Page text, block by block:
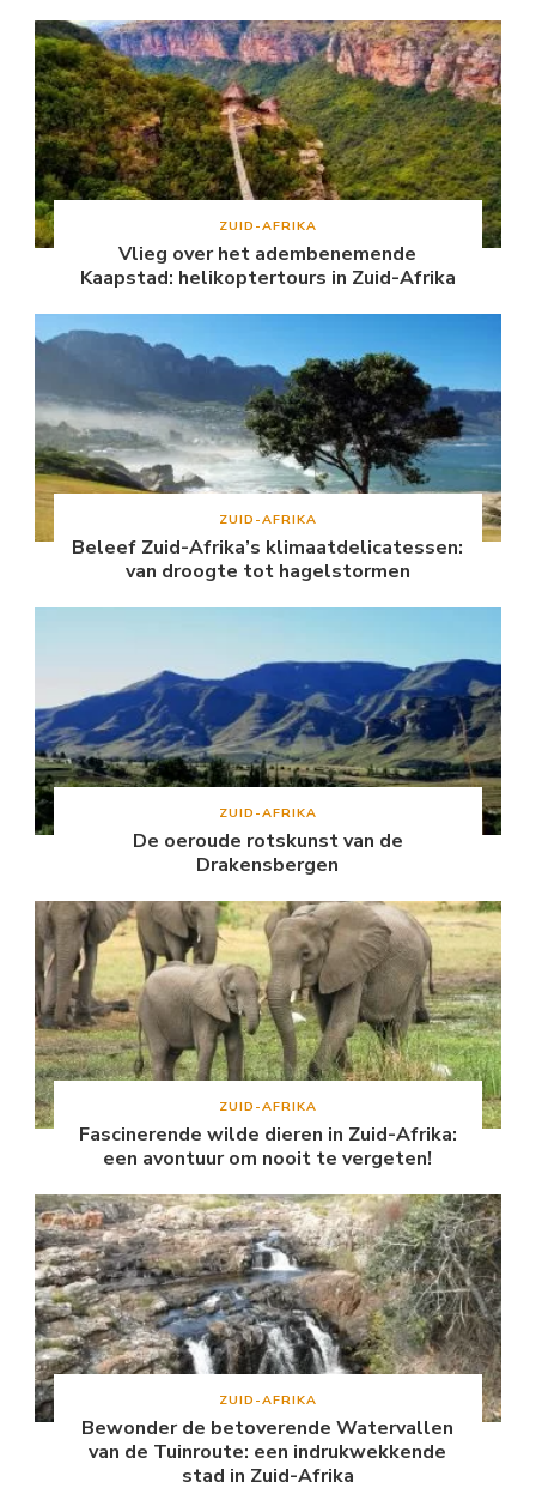
ZUID-AFRIKA
Vlieg over het adembenemende
Kaapstad: helikoptertours in Zuid-Afrika
ZUID-AFRIKA
Beleef Zuid-Afrika’s klimaatdelicatessen:
van droogte tot hagelstormen
ZUID-AFRIKA
De oeroude rotskunst van de
Drakensbergen
ZUID-AFRIKA
Fascinerende wilde dieren in Zuid-Afrika:
een avontuur om nooit te vergeten!
ZUID-AFRIKA
Bewonder de betoverende Watervallen
van de Tuinroute: een indrukwekkende
stad in Zuid-Afrika